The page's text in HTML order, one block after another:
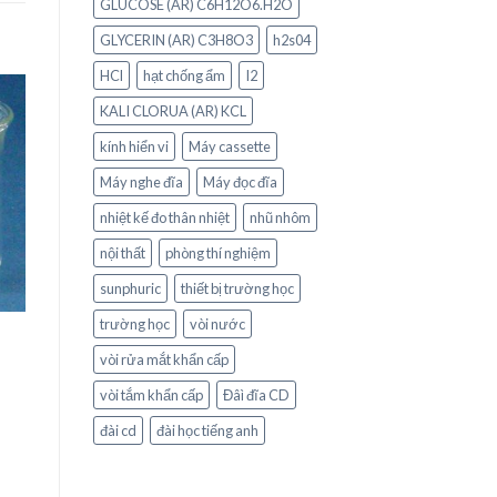
GLUCOSE (AR) C6H12O6.H2O
GLYCERIN (AR) C3H8O3
h2s04
HCl
hạt chống ẩm
I2
KALI CLORUA (AR) KCL
kính hiển vi
Máy cassette
Máy nghe đĩa
Máy đọc đĩa
nhiệt kế đo thân nhiệt
nhũ nhôm
nội thất
phòng thí nghiệm
sunphuric
thiết bị trường học
trường học
vòi nước
vòi rửa mắt khẩn cấp
vòi tắm khẩn cấp
Đâì đĩa CD
đài cd
đài học tiếng anh